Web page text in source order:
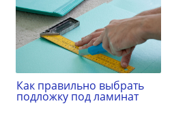
Как правильно выбрать
подложку под ламинат